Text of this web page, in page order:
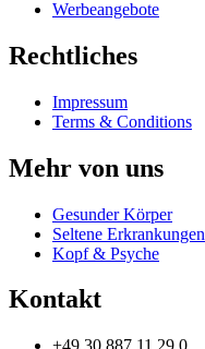
Werbeangebote
Rechtliches
Impressum
Terms & Conditions
Mehr von uns
Gesunder Körper
Seltene Erkrankungen
Kopf & Psyche
Kontakt